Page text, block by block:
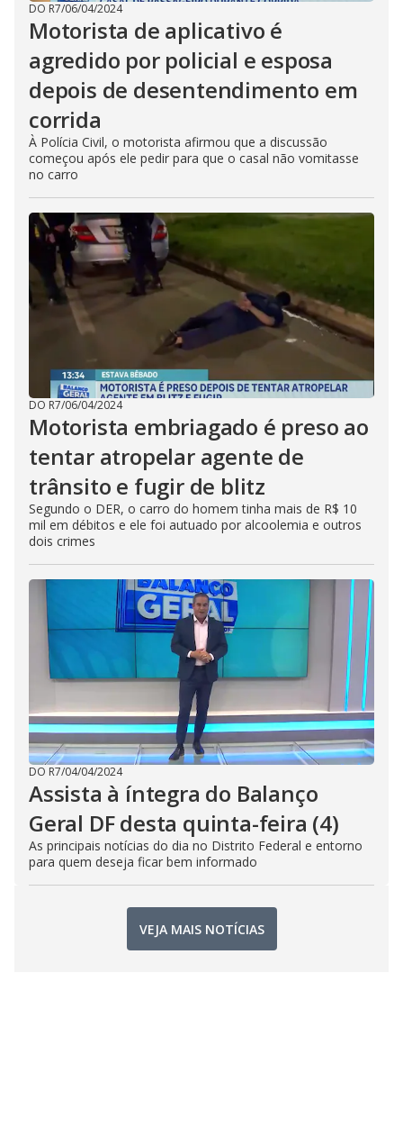
DO R7/06/04/2024
Motorista de aplicativo é
agredido por policial e esposa
depois de desentendimento em
corrida
À Polícia Civil, o motorista afirmou que a discussão
começou após ele pedir para que o casal não vomitasse
no carro
DO R7/06/04/2024
Motorista embriagado é preso ao
tentar atropelar agente de
trânsito e fugir de blitz
Segundo o DER, o carro do homem tinha mais de R$ 10
mil em débitos e ele foi autuado por alcoolemia e outros
dois crimes
DO R7/04/04/2024
Assista à íntegra do Balanço
Geral DF desta quinta-feira (4)
As principais notícias do dia no Distrito Federal e entorno
para quem deseja ficar bem informado
VEJA MAIS NOTÍCIAS